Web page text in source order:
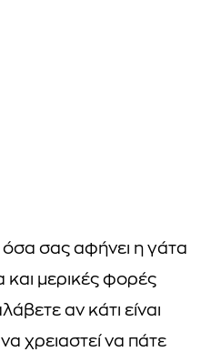
σας αφήνει η γάτα
και μερικές φορές
αν κάτι είναι
χρειαστεί να πάτε